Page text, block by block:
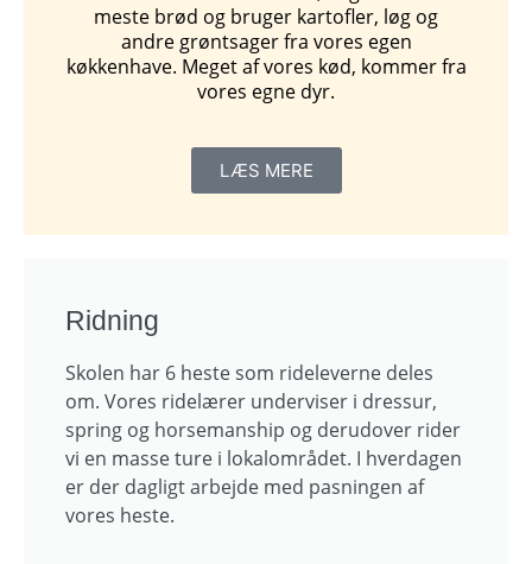
meste brød og bruger kartofler, løg og
andre grøntsager fra vores egen
køkkenhave. Meget af vores kød, kommer fra
vores egne dyr.
LÆS MERE
Ridning
Skolen har 6 heste som rideleverne deles
om. Vores ridelærer underviser i dressur,
spring og horsemanship og derudover rider
vi en masse ture i lokalområdet. I hverdagen
er der dagligt arbejde med pasningen af
vores heste.